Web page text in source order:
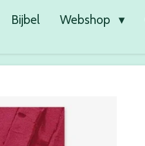
Bijbel Webshop